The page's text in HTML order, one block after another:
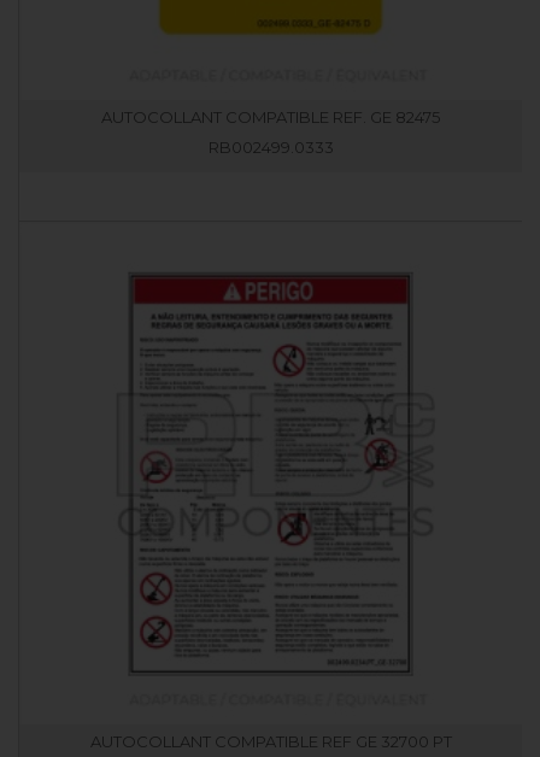
AUTOCOLLANT COMPATIBLE REF. GE 82475
RB002499.0333
AUTOCOLLANT COMPATIBLE REF GE 32700 PT